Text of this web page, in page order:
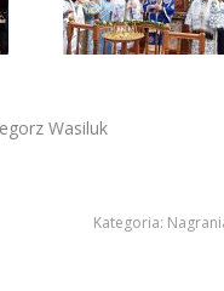
Wasiluk
Kategoria: